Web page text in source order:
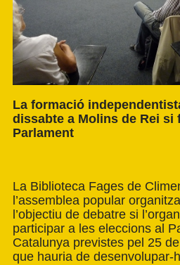
La formació
dissabte a Molins de Rei si
Parlament
La Biblioteca Fages de
l’assemblea popular
l’objectiu de debatre si
participar a les eleccions al
Catalunya previstes pel 25
que hauria de desenvolupar-